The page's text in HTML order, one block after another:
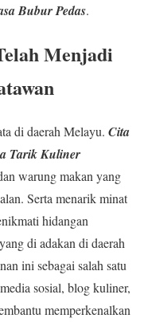
Bubur Pedas.
Menjadi
di daerah Melayu. Cita
Tarik Kuliner
warung makan yang
Serta menarik minat
hidangan
di adakan di daerah
ini sebagai salah satu
sosial, blog kuliner,
memperkenalkan